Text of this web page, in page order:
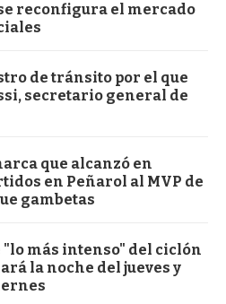
reconfigura el mercado
de tránsito por el que
secretario general de
que alcanzó en
en Peñarol al MVP de
gambetas
más intenso" del ciclón
la noche del jueves y